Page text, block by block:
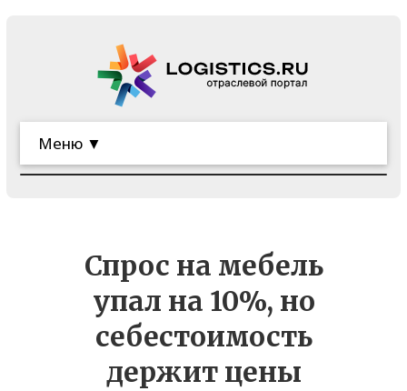
Меню ▼
Спрос на мебель
упал на 10%, но
себестоимость
держит цены